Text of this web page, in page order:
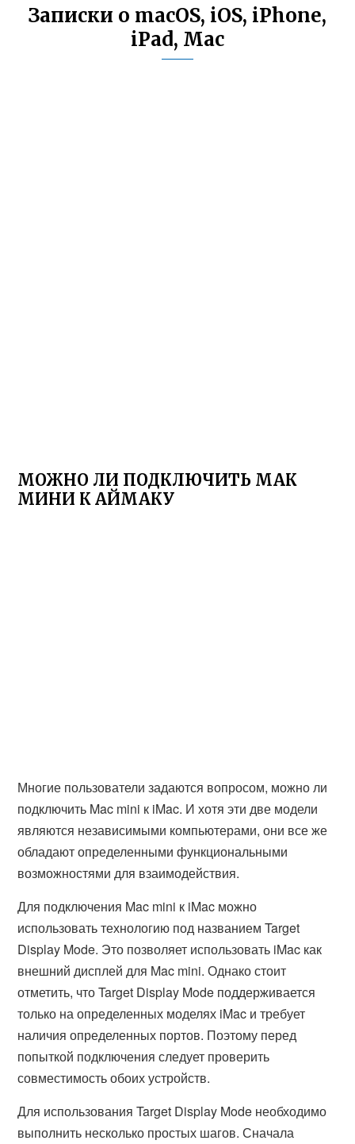
Записки о macOS, iOS, iPhone,
iPad, Mac
МОЖНО ЛИ ПОДКЛЮЧИТЬ МАК
МИНИ К АЙМАКУ
Многие пользователи задаются вопросом, можно ли
подключить Mac mini к iMac. И хотя эти две модели
являются независимыми компьютерами, они все же
обладают определенными функциональными
возможностями для взаимодействия.
Для подключения Mac mini к iMac можно
использовать технологию под названием Target
Display Mode. Это позволяет использовать iMac как
внешний дисплей для Mac mini. Однако стоит
отметить, что Target Display Mode поддерживается
только на определенных моделях iMac и требует
наличия определенных портов. Поэтому перед
попыткой подключения следует проверить
совместимость обоих устройств.
Для использования Target Display Mode необходимо
выполнить несколько простых шагов. Сначала